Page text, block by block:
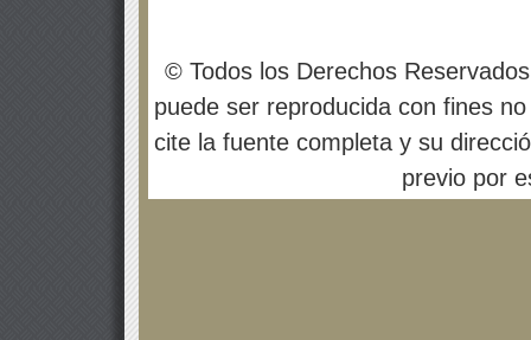
© Todos los Derechos
puede ser reproducida con fines
cite la fuente completa y su
previo por